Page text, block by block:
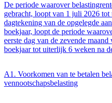
De periode waarover
gebracht, loopt van 1 juli 2026
dagtekening van de opgelegde
boekjaar, loopt de periode
eerste dag van de zevende
boekjaar tot uiterlijk 6 weken na
A1. Voorkomen van te betalen
vennootschapsbelasting